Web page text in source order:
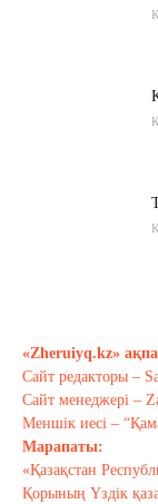
«Zheruiyq.kz»
Сайт редакторы –
Сайт менеджері –
Меншік иесі –
Марапаты:
«Қазақстан
Қорының Үздік